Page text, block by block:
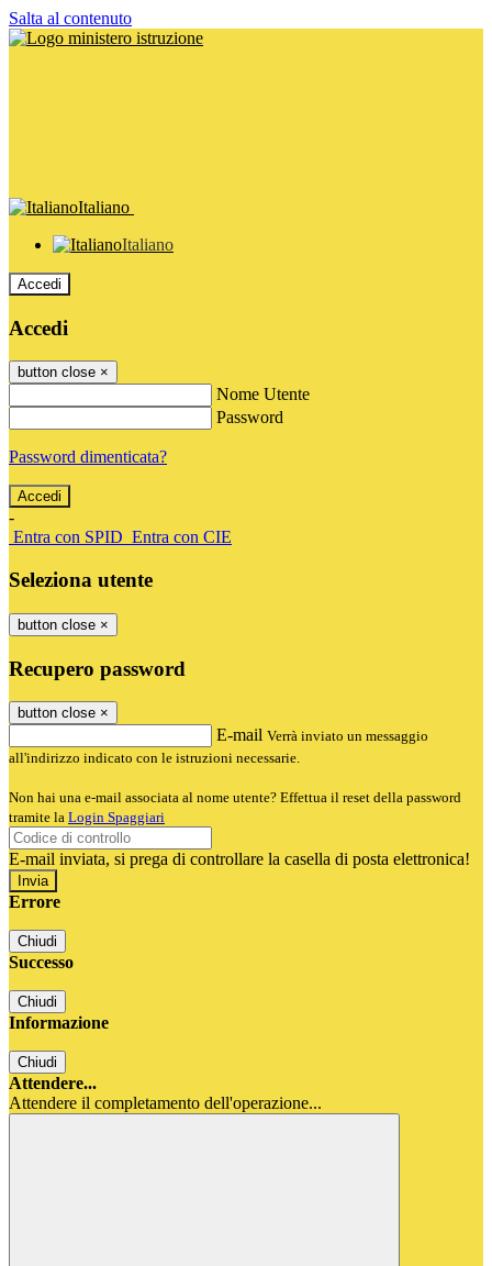
Salta al contenuto
Italiano
Italiano
Accedi
Accedi
button close ×
Nome Utente
Password
Password dimenticata?
-
Entra con SPID Entra con CIE
Seleziona utente
button close ×
Recupero password
button close ×
E-mail Verrà inviato un messaggio
all'indirizzo indicato con le istruzioni necessarie.
Non hai una e-mail associata al nome utente? Effettua il reset della password
tramite la Login Spaggiari
E-mail inviata, si prega di controllare la casella di posta elettronica!
Errore
Chiudi
Successo
Chiudi
Informazione
Chiudi
Attendere...
Attendere il completamento dell'operazione...